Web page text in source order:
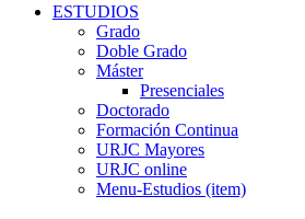
ESTUDIOS
Grado
Doble Grado
Máster
Presenciales
Doctorado
Formación Continua
URJC Mayores
URJC online
Menu-Estudios (item)